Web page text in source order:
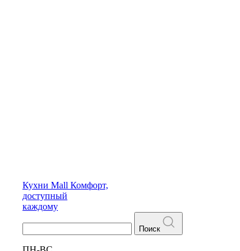
Кухни Mall Комфорт,
доступный
каждому
Поиск